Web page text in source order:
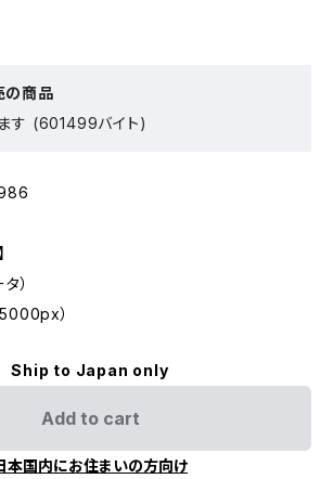
の商品
す (601499バイト)
）
）
Ship to Japan only
Add to cart
本国内にお住まいの方向け